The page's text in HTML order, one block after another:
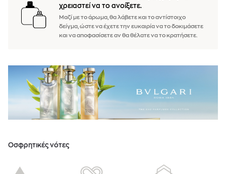
χρειαστεί να το ανοίξετε.
Μαζί με το άρωμα, θα λάβετε και το αντίστοιχο
δείγμα, ώστε να έχετε την ευκαιρία να το δοκιμάσετε
και να αποφασίσετε αν θα θέλατε να το κρατήσετε.
Oσφρητικές νότες